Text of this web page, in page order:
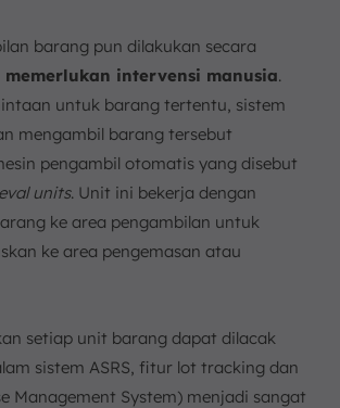
barang pun dilakukan secara
intervensi manusia.
untuk barang tertentu, sistem
mengambil barang tersebut
pengambil otomatis yang disebut
units. Unit ini bekerja dengan
ke area pengambilan untuk
ke area pengemasan atau
setiap unit barang dapat dilacak
sistem ASRS, fitur lot tracking dan
Management System) menjadi sangat